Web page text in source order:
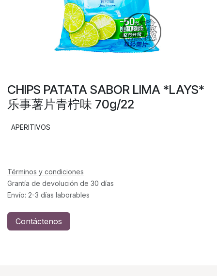
CHIPS PATATA SABOR LIMA *LAYS*
乐事薯片青柠味 70g/22
APERITIVOS
Términos y condiciones
Grantía de devolución de 30 días
Envío: 2-3 días laborables
Contáctenos